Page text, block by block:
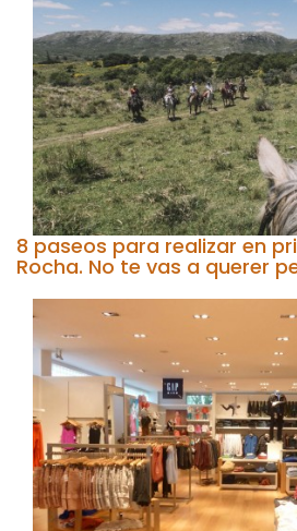
8 paseos para realizar en
Rocha. No te vas a querer